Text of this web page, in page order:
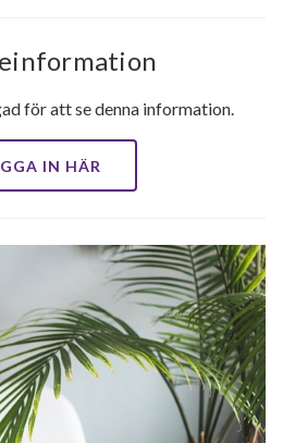
för att se denna information.
IN HÄR